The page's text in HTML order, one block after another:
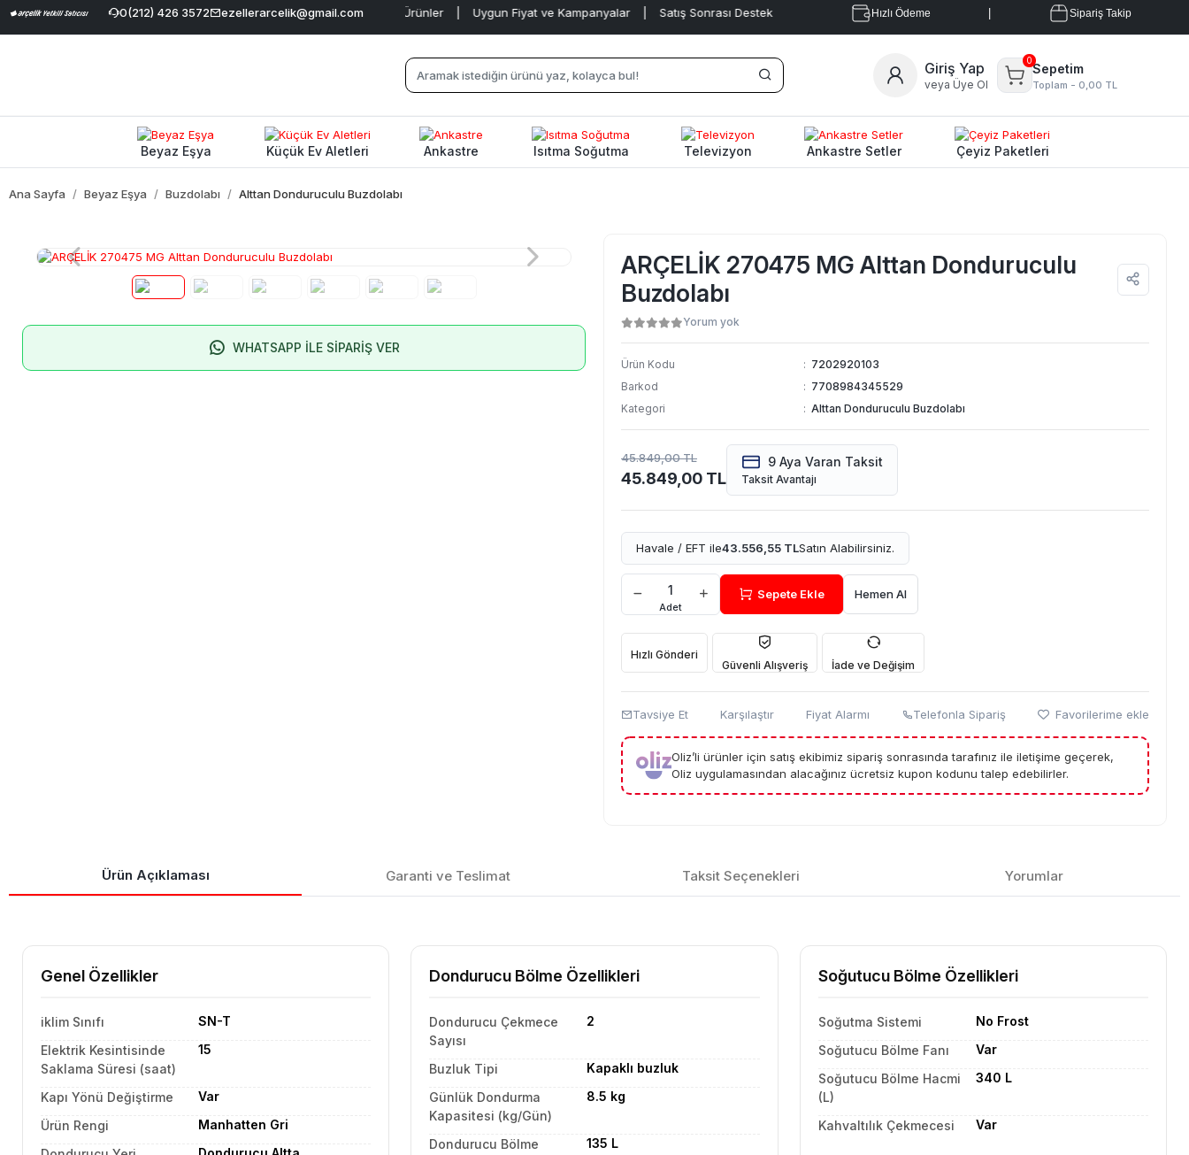
0(212) 426 3572 ezellerarcelik@gmail.com
İndirimi | Geniş Ürün Yelpazesi | %100 Orijinal ve Garantili Ürünler | Uygun Fiyat ve Kampanyalar | Satış Sonrası Destek | Hızlı Ödeme Sipariş Takip
Giriş Yap
veya Üye Ol
0
Sepetim
Toplam - 0,00 TL
Beyaz Eşya Küçük Ev Aletleri Ankastre Isıtma Soğutma Televizyon Ankastre Setler Çeyiz Paketleri
Ana Sayfa Beyaz Eşya Buzdolabı Alttan Donduruculu Buzdolabı
WHATSAPP İLE SİPARİŞ VER
ARÇELİK 270475 MG Alttan Donduruculu
Buzdolabı
Yorum yok
Ürün Kodu : 7202920103
Barkod
: 7708984345529
Kategori
: Alttan Donduruculu Buzdolabı
45.849,00 TL
45.849,00 TL
9 Aya Varan Taksit
Taksit Avantajı
Havale / EFT ile43.556,55 TLSatın Alabilirsiniz.
Adet
Sepete Ekle Hemen Al
Hızlı Gönderi
Güvenli Alışveriş
İade ve Değişim
Tavsiye Et Karşılaştır Fiyat Alarmı Telefonla Sipariş Favorilerime ekle
Oliz’li ürünler için satış ekibimiz sipariş sonrasında tarafınız ile iletişime geçerek,
Oliz uygulamasından alacağınız ücretsiz kupon kodunu talep edebilirler.
Ürün Açıklaması Garanti ve Teslimat Taksit Seçenekleri Yorumlar
Genel Özellikler
iklim Sınıfı
SN-T
Elektrik Kesintisinde
Saklama Süresi (saat)
15
Kapı Yönü Değiştirme
Var
Ürün Rengi
Manhatten Gri
Dondurucu Bölme Özellikleri
Dondurucu Çekmece
Sayısı
2
Buzluk Tipi
Kapaklı buzluk
Günlük Dondurma
Kapasitesi (kg/Gün)
8.5 kg
Dondurucu Bölme
135 L
Soğutucu Bölme Özellikleri
Soğutma Sistemi
No Frost
Soğutucu Bölme Fanı
Var
Soğutucu Bölme Hacmi
(L)
340 L
Kahvaltılık Çekmecesi Var